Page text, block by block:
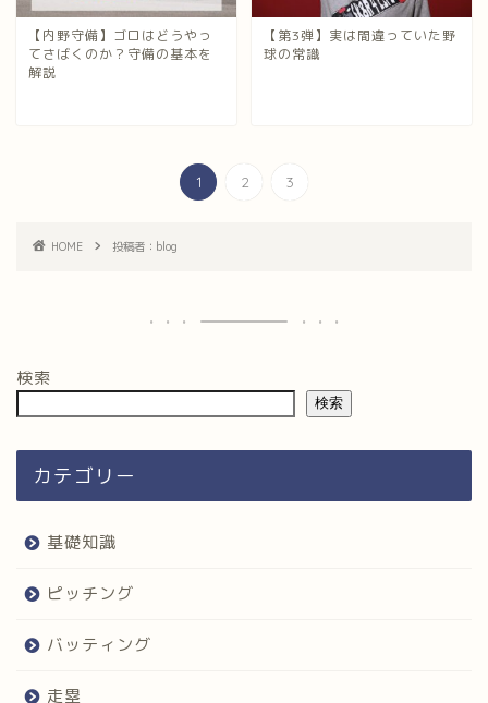
【内野守備】ゴロはどうやっ
てさばくのか？守備の基本を
解説
【第3弾】実は間違っていた野
球の常識
1 2 3
HOME 投稿者：blog
検索
検索
カテゴリー
基礎知識
ピッチング
バッティング
走塁